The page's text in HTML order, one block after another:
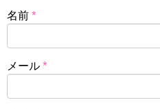
名前 *
メール *